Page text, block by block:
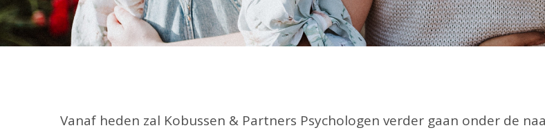
Vanaf heden zal Kobussen & Partners Psychologen verder gaan onder de